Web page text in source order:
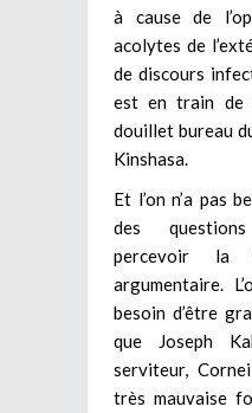
à cause de
acolytes de
de discours
est en train de
douillet bureau
Kinshasa.
Et l’on n’a pas
des
percevoir la
argumentaire.
besoin d’être
que Joseph
serviteur,
très mauvaise